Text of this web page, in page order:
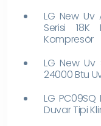
LG New Uv
Serisi
Kompresör
LG New Uv
24000 Btu
LG
Duvar Tipi